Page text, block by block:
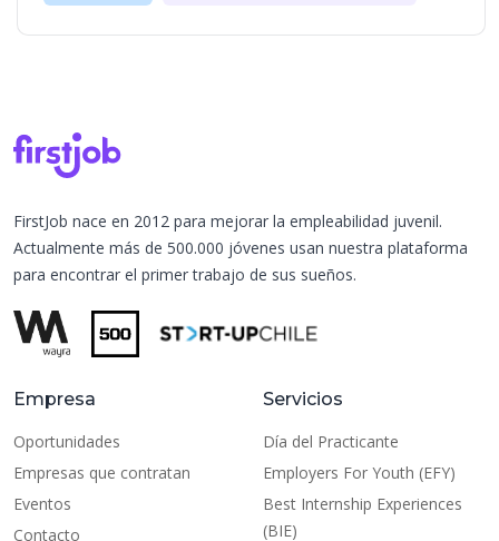
FirstJob nace en 2012 para mejorar la empleabilidad juvenil.
Actualmente más de 500.000 jóvenes usan nuestra plataforma
para encontrar el primer trabajo de sus sueños.
Empresa
Oportunidades
Empresas que contratan
Eventos
Contacto
Servicios
Día del Practicante
Employers For Youth (EFY)
Best Internship Experiences
(BIE)